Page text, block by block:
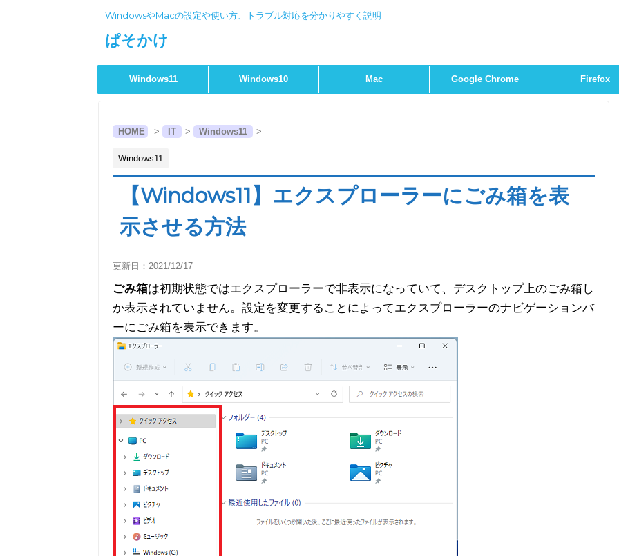
WindowsやMacの設定や使い方、トラブル対応を分かりやすく説明
ぱそかけ
Windows11 Windows10 Mac Google Chrome Firefox
HOME > IT > Windows11 >
Windows11
【Windows11】エクスプローラーにごみ箱を表
示させる方法
更新日： 2021/12/17
ごみ箱は初期状態ではエクスプローラーで非表示になっていて、デスクトップ上のごみ箱し
か表示されていません。設定を変更することによってエクスプローラーのナビゲーションバ
ーにごみ箱を表示できます。